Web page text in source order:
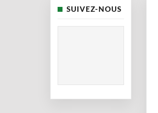
SUIVEZ-NOUS